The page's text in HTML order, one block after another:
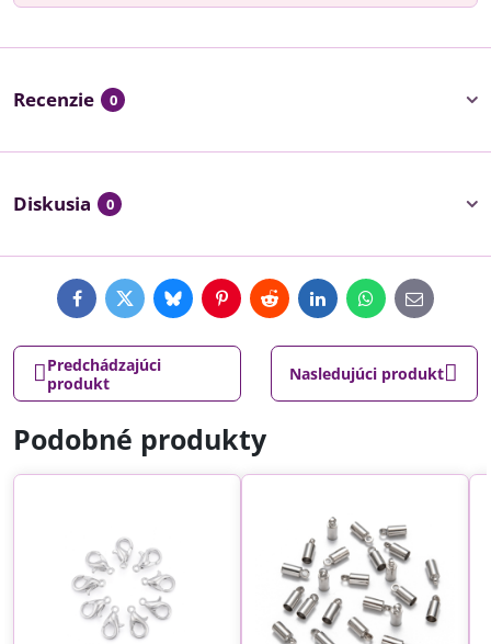
Recenzie 0
Diskusia 0
FacebookTwitterBlueskyPinterestRedditLinkedInWhatsApp
E-
mail
Predchádzajúci
produkt
Nasledujúci produkt
Podobné produkty